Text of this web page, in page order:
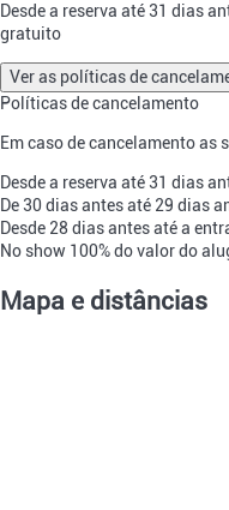
Desde a reserva até 31 dias
gratuito
Ver as políticas de
Políticas de cancelamento
Em caso de cancelamento
Desde a reserva até 31 dias
De 30 dias antes até 29 dias
Desde 28 dias antes até a
No show 100% do valor do
Mapa e distâncias